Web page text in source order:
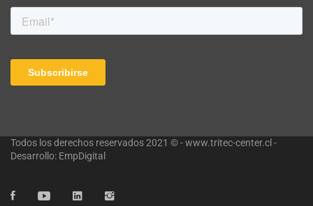
Todos los derechos reservados 2021 © - www.tritec-center.cl -
Desarrollo: EmpDigital